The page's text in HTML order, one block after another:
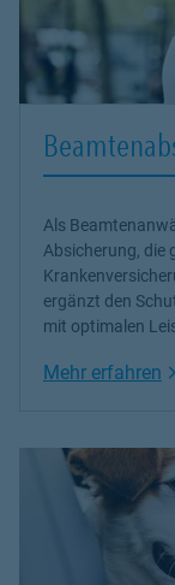
Als
Absicherung, die
ergänzt den
mit optimalen
Mehr erfahren